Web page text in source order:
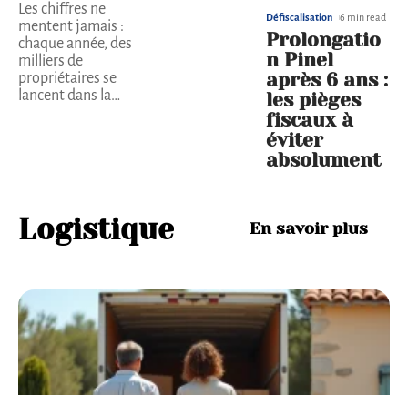
Les chiffres ne
mentent jamais :
chaque année, des
milliers de
propriétaires se
lancent dans la…
Défiscalisation 6 min read
Prolongatio
n Pinel
après 6 ans :
les pièges
fiscaux à
éviter
absolument
Logistique En savoir plus